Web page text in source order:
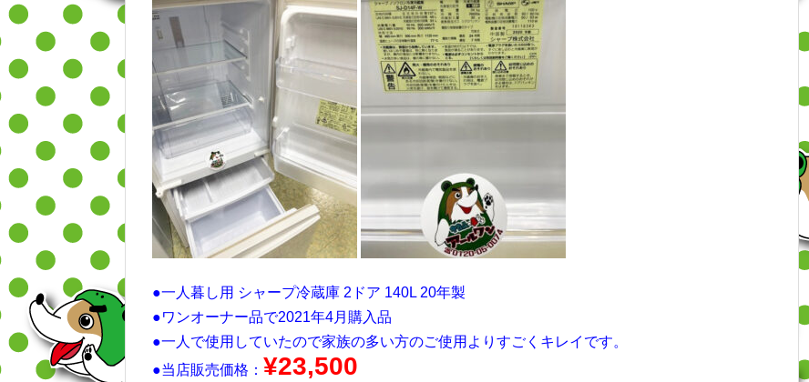
●一人暮し用 シャープ冷蔵庫 2ドア 140L 20年製
●ワンオーナー品で2021年4月購入品
●一人で使用していたので家族の多い方のご使用よりすごくキレイです。
●当店販売価格： ¥23,500